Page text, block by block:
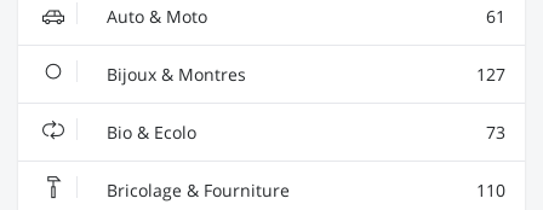
Auto & Moto 61
Bijoux & Montres 127
Bio & Ecolo 73
Bricolage & Fourniture 110